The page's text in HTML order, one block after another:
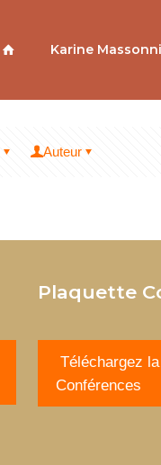
Karine
Auteur
Plaquette
Téléchargez
Conférences